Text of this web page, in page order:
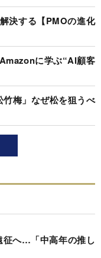
決する【PMOの進化
に学ぶ“AI顧客
梅」なぜ松を狙うべ
征へ…「中高年の推し